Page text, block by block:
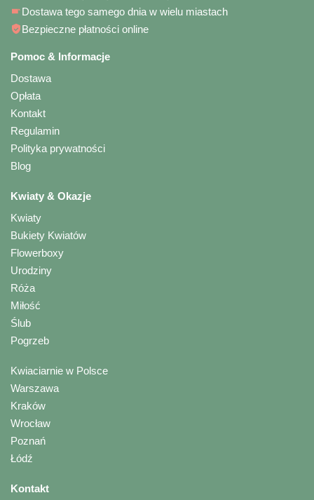
Dostawa tego samego dnia w wielu miastach
Bezpieczne płatności online
Pomoc & Informacje
Dostawa
Opłata
Kontakt
Regulamin
Polityka prywatności
Blog
Kwiaty & Okazje
Kwiaty
Bukiety Kwiatów
Flowerboxy
Urodziny
Róża
Miłość
Ślub
Pogrzeb
Kwiaciarnie w Polsce
Warszawa
Kraków
Wrocław
Poznań
Łódź
Kontakt